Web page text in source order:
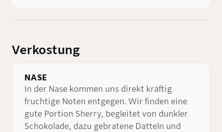
Verkostung
NASE
In der Nase kommen uns direkt kräftig
fruchtige Noten entgegen. Wir finden eine
gute Portion Sherry, begleitet von dunkler
Schokolade, dazu gebratene Datteln und